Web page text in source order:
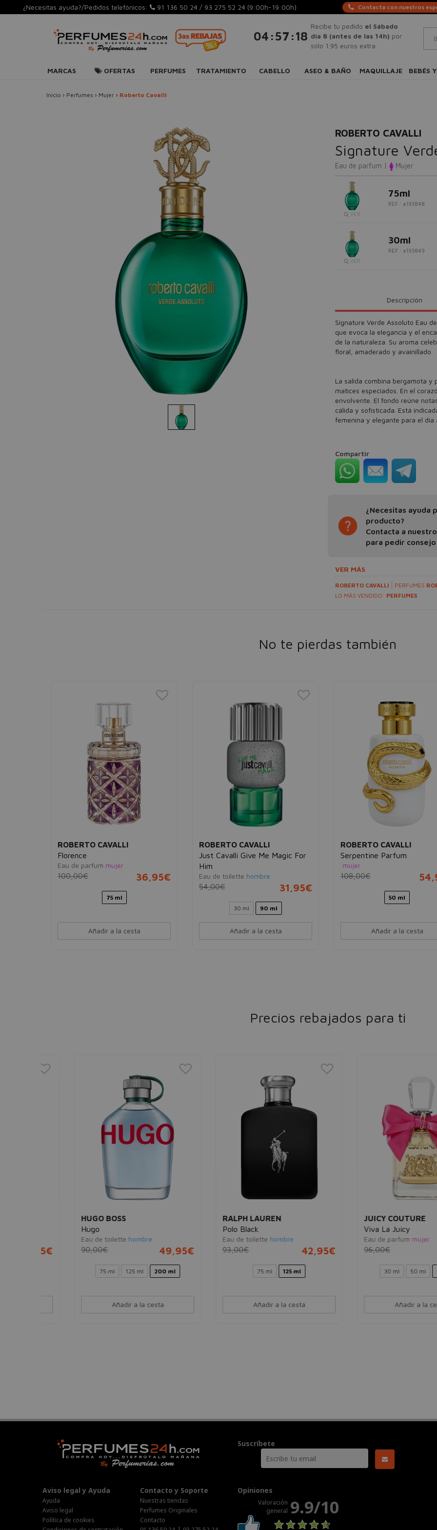
¿Necesitas ayuda?/Pedidos telefónicos: 91 136 50 24 / 93 275 52 24 (9:00h-19:00h) Contacta con nuestros
04 :57 :18
Recibe tu pedido el Sábado
día 8 (antes de las 14h) por
sólo 1.95 euros extra
MARCAS OFERTAS PERFUMES TRATAMIENTO CABELLO ASEO & BAÑO MAQUILLAJE BEBÉS
Inicio › Perfumes › Mujer › Roberto Cavalli
ROBERTO CAVALLI
Signature
Eau de parfum | Mujer
VER
75ml
REF.: #193848
VER
30ml
REF.: #193849
Descripción
Signature Verde Assoluto Eau
que evoca la elegancia y el
de la naturaleza. Su aroma
floral, amaderado y avainillado.
La salida combina bergamota y
matices especiados. En el
envolvente. El fondo reúne
cálida y sofisticada. Está
femenina y elegante para el día
Compartir
¿Necesitas ayuda
producto?
Contacta a
para pedir consejo
VER MÁS
ROBERTO CAVALLI PERFUMES
LO MÁS VENDIDO: PERFUMES
No te pierdas también
ROBERTO CAVALLI
Florence
Eau de parfum mujer
100,00€ 36,95€
75 ml
Añadir a la cesta
ROBERTO CAVALLI
Just Cavalli Give Me Magic For
Him
Eau de toilette hombre
54,00€ 31,95€
30 ml 90 ml
Añadir a la cesta
ROBERTO CAVALLI
Serpentine Parfum
mujer
108,00€
50 ml
Añadir a la cesta
Precios rebajados para ti
HUGO BOSS
Eau de toilette hombre
90,00€ 49,95€
125 ml 200 ml
Añadir a la cesta
RALPH LAUREN
Polo Black
Eau de toilette hombre
93,00€ 42,95€
125 ml
Añadir a la cesta
JUICY COUTURE
Viva La Juicy
Eau de parfum mujer
96,00€
50 ml 100 ml
Añadir a la cesta
Suscríbete
Aviso legal y Ayuda
Ayuda
Aviso legal
Política de cookies
Contacto y Soporte
Nuestras tiendas
Perfumes Originales
Contacto
Opiniones
Valoración
general 9.9/10